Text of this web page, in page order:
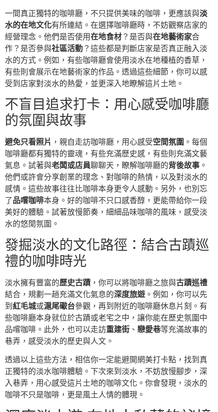
一間真正獨特的咖啡廳，不只提供美味的咖啡，更應該與淡
水的在地文化有所連結。在選擇咖啡廳時，不妨觀察店家的
經營理念。他們是否使用在地食材 ？是否與在地藝術家合
作？是否參與社區活動 ？這些都是判斷店家是否真正融入淡
水的方式。例如，有些咖啡廳會使用淡水在地種植的香草，
有些則會展示在地藝術家的作品。透過這些細節，你可以感
受到店家對淡水的熱愛，並更深入地瞭解這片土地。
不盲目追求打卡：用心感受咖啡廳
的氛圍與故事
避免只看照片 ，親自走訪咖啡廳，用心感受空間氛圍 。每個
咖啡廳都有獨特的靈魂，有些充滿歷史感，有些則充滿文藝
氣息。試著與老闆或店員聊聊天，瞭解咖啡廳的背後故事 。
他們或許會分享創業的理念、對咖啡的熱情，以及對淡水的
感情。這些故事往往比咖啡本身更令人感動。另外，也別忘
了品嚐咖啡本身。好的咖啡不只口感香醇，更能帶給你一段
美好的體驗。試著放慢節奏，細細品味咖啡的風味，感受淡
水的悠閒氛圍。
發掘淡水的文化路徑：結合古蹟巡
禮的咖啡時光
淡水擁有豐富的歷史古蹟 ，你可以將咖啡廳之旅與古蹟巡禮
結合，規劃一趟充滿文化氣息的深度旅遊 。例如，你可以先
到 紅毛城或滬尾礮台參觀，再到附近的咖啡廳休息片刻。有
些咖啡廳本身就位於古蹟或老宅之中，讓你能在歷史氛圍中
品嚐咖啡。此外，也可以走訪重建街 、 戀愛巷等充滿故事的
巷弄，感受淡水的歷史與人文。
透過以上這些方法，相信你一定能避開網美打卡點，找到真
正獨特的淡水咖啡體驗。下次來到淡水，不妨放慢腳步，深
入巷弄，用心感受這片土地的咖啡文化。你會發現，淡水的
咖啡不只是咖啡，更是風土人情的體現。